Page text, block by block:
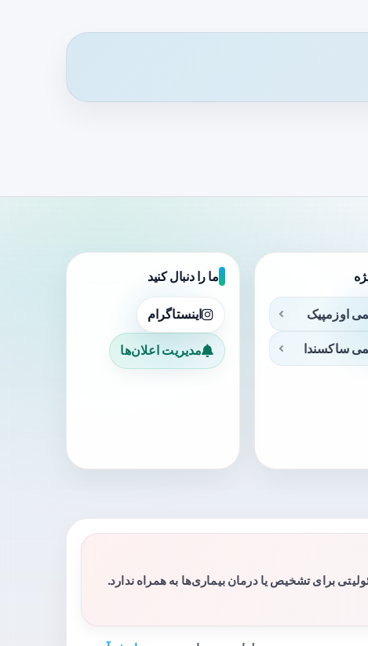
اوزمپیک
ساکسندا
ما را دنبال کنید
اینستاگرام
مدیریت اعلان‌ها
برای تشخیص یا درمان بیماری‌ها به همراه ندارد.